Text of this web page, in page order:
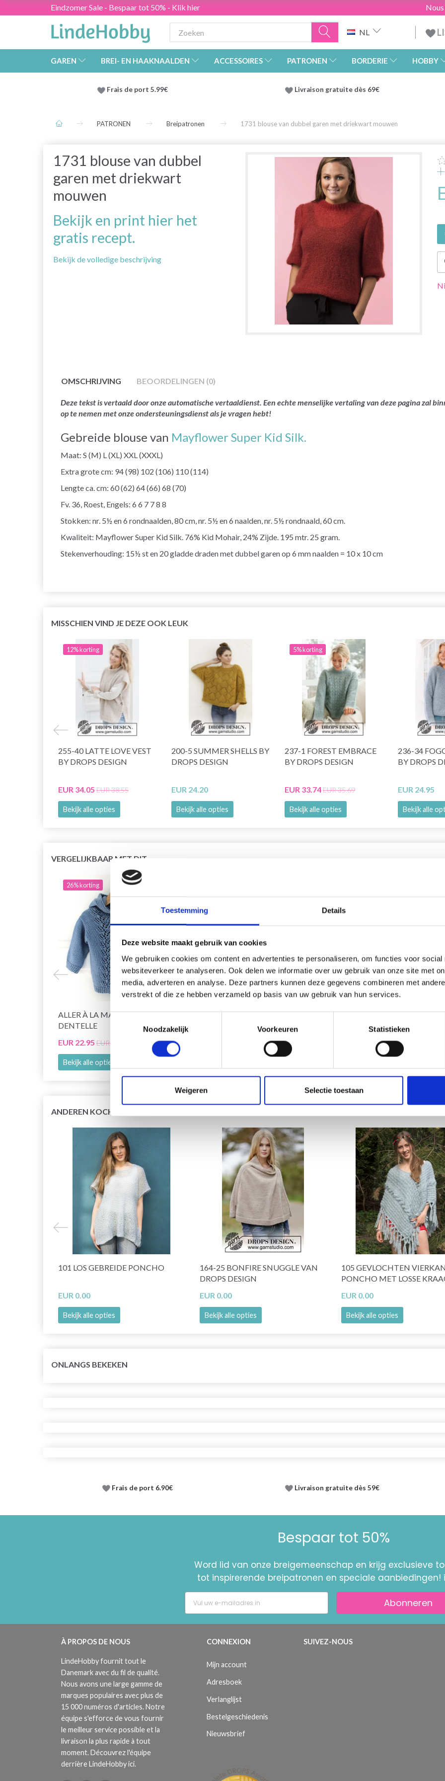
Toestemming Details
Deze website maakt gebruik van cookies
We gebruiken cookies om content en advertenties te personaliseren, om functies voor social
websiteverkeer te analyseren. Ook delen we informatie over uw gebruik van onze site met
media, adverteren en analyse. Deze partners kunnen deze gegevens combineren met
verstrekt of die ze hebben verzameld op basis van uw gebruik van hun services.
Toestemmingsselectie
Noodzakelijk
Voorkeuren Statistieken
Weigeren Selectie toestaan
Eindzomer Sale - Bespaar tot 50% - Klik hier
NL
GAREN BREI- EN HAAKNAALDEN ACCESSOIRES PATRONEN BORDERIE HOBBY
Frais de port 5.99€ Livraison gratuite dès 69€
PATRONEN Breipatronen 1731 blouse van dubbel garen met driekwart mouwen
1731 blouse van dubbel
garen met driekwart
mouwen
Bekijk en print hier het
gratis recept.
Bekijk de volledige beschrijving
OMSCHRIJVING BEOORDELINGEN (0)
Deze tekst is vertaald door onze automatische vertaaldienst. Een echte menselijke vertaling van deze pagina zal
op te nemen met onze ondersteuningsdienst als je vragen hebt!
Gebreide blouse van Mayflower Super Kid Silk.
Maat: S (M) L (XL) XXL (XXXL)
Extra grote cm: 94 (98) 102 (106) 110 (114)
Lengte ca. cm: 60 (62) 64 (66) 68 (70)
Fv. 36, Roest, Engels: 6 6 7 7 8 8
Stokken: nr. 5½ en 6 rondnaalden, 80 cm, nr. 5½ en 6 naalden, nr. 5½ rondnaald, 60 cm.
Kwaliteit: Mayflower Super Kid Silk. 76% Kid Mohair, 24% Zijde. 195 mtr. 25 gram.
Stekenverhouding: 15½ st en 20 gladde draden met dubbel garen op 6 mm naalden = 10 x 10 cm
MISSCHIEN VIND JE DEZE OOK LEUK
12% korting
255-40 LATTE LOVE VEST
BY DROPS DESIGN
EUR 34.05 EUR 38.55
Bekijk alle opties
200-5 SUMMER SHELLS BY
DROPS DESIGN
EUR 24.20
Bekijk alle opties
5% korting
237-1 FOREST EMBRACE
BY DROPS DESIGN
EUR 33.74EUR 35.69
Bekijk alle opties
236-34
BY DROPS
EUR 24.95
Bekijk alle
VERGELIJKBAAR MET DIT
26% korting
ALLER À LA MAIN À CAPUCHE
DENTELLE
EUR 22.95 EUR 31.05
Bekijk alle opties
GO HANDMADE CARDIGAN
EUR 26.04
ALLER À LA MAIN
CLASSIQUE
EUR 22.24EUR 29.84
ANDEREN KOCHTEN OOK
101 LOS GEBREIDE PONCHO
EUR 0.00
Bekijk alle opties
164-25 BONFIRE SNUGGLE VAN
DROPS DESIGN
EUR 0.00
Bekijk alle opties
105 GEVLOCHTEN
PONCHO MET LOSSE
EUR 0.00
Bekijk alle opties
ONLANGS BEKEKEN
Frais de port 6.90€ Livraison gratuite dès 59€
Bespaar tot 50%
Word lid van onze breigemeenschap en krijg exclusieve
tot inspirerende breipatronen en speciale aanbiedingen!
Abonneren
À PROPOS DE NOUS
LindeHobby fournit tout le
Danemark avec du fil de qualité.
Nous avons une large gamme de
marques populaires avec plus de
15 000 numéros d'articles. Notre
équipe s'efforce de vous fournir
le meilleur service possible et la
livraison la plus rapide à tout
moment. Découvrez l'équipe
derrière LindeHobby ici.
CONNEXION
Mijn account
Adresboek
Verlanglijst
Bestelgeschiedenis
Nieuwsbrief
SUIVEZ-NOUS